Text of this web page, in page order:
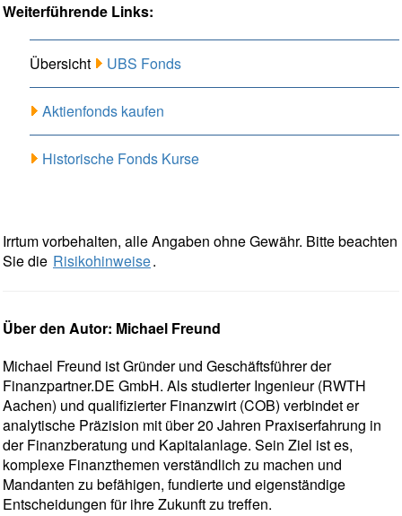
Weiterführende Links:
Übersicht UBS Fonds
Aktienfonds kaufen
Historische Fonds Kurse
Irrtum vorbehalten, alle Angaben ohne Gewähr. Bitte beachten
Sie die Risikohinweise.
Über den Autor: Michael Freund
Michael Freund ist Gründer und Geschäftsführer der
Finanzpartner.DE GmbH. Als studierter Ingenieur (RWTH
Aachen) und qualifizierter Finanzwirt (COB) verbindet er
analytische Präzision mit über 20 Jahren Praxiserfahrung in
der Finanzberatung und Kapitalanlage. Sein Ziel ist es,
komplexe Finanzthemen verständlich zu machen und
Mandanten zu befähigen, fundierte und eigenständige
Entscheidungen für ihre Zukunft zu treffen.